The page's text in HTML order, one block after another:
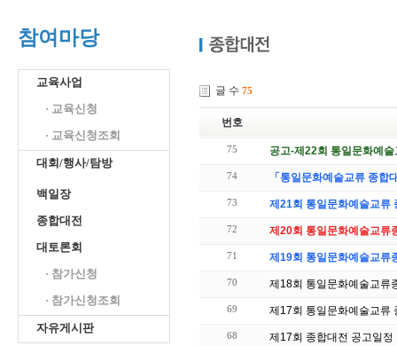
참여마당
교육사업
· 교육신청
· 교육신청조회
대회/행사/탐방
백일장
종합대전
대토론회
· 참가신청
· 참가신청조회
자유게시판
글 수 75
번호
75 공고-제22회 통일문화예
74 「통일문화예술교류 종
73 제21회 통일문화예술교류
72 제20회 통일문화예술교류
71 제19회 통일문화예술교류
70 제18회 통일문화예술교류
69 제17회 통일문화예술교류
68 제17회 종합대전 공고일정